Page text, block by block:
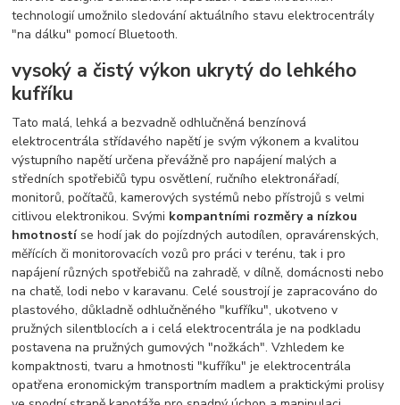
technologií umožnilo sledování aktuálního stavu elektrocentrály
"na dálku" pomocí Bluetooth.
vysoký a čistý výkon ukrytý do lehkého
kufříku
Tato malá, lehká a bezvadně odhlučněná benzínová
elektrocentrála střídavého napětí je svým výkonem a kvalitou
výstupního napětí určena převážně pro napájení malých a
středních spotřebičů typu osvětlení, ručního elektronářadí,
monitorů, počítačů, kamerových systémů nebo přístrojů s velmi
citlivou elektronikou. Svými kompantními rozměry a nízkou
hmotnostíse hodí jak do pojízdných autodílen, opravárenských,
měřících či monitorovacích vozů pro práci v terénu, tak i pro
napájení různých spotřebičů na zahradě, v dílně, domácnosti nebo
na chatě, lodi nebo v karavanu. Celé soustrojí je zapracováno do
plastového, důkladně odhlučněného "kufříku", ukotveno v
pružných silentblocích a i celá elektrocentrála je na podkladu
postavena na pružných gumových "nožkách". Vzhledem ke
kompaktnosti, tvaru a hmotnosti "kufříku" je elektrocentrála
opatřena eronomickým transportním madlem a praktickými prolisy